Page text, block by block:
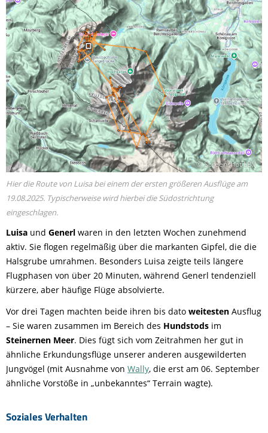
© Screenshot LBV
Hier die Route von Luisa bei einem der ersten größeren Ausflüge am
19.08.2025. Typischerweise wird hierbei die Südostrichtung
eingeschlagen.
Luisa und Generl waren in den letzten Wochen zunehmend
aktiv. Sie flogen regelmäßig über die markanten Gipfel, die die
Halsgrube umrahmen. Besonders Luisa zeigte teils längere
Flugphasen von über 20 Minuten, während Generl tendenziell
kürzere, aber häufige Flüge absolvierte.
Vor drei Tagen machten beide ihren bis dato weitesten Ausflug
– Sie waren zusammen im Bereich des Hundstods im
Steinernen Meer. Dies fügt sich vom Zeitrahmen her gut in
ähnliche Erkundungsflüge unserer anderen ausgewilderten
Jungvögel (mit Ausnahme von Wally, die erst am 06. September
ähnliche Vorstöße in „unbekanntes“ Terrain wagte).
Soziales Verhalten